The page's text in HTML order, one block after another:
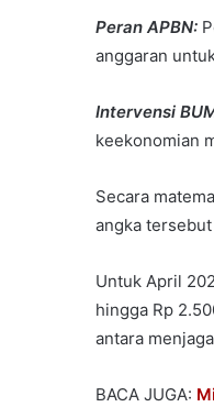
Peran APBN:
anggaran
Intervensi
keekonomian
Secara
angka
Untuk April
hingga Rp
antara
BACA JUGA: